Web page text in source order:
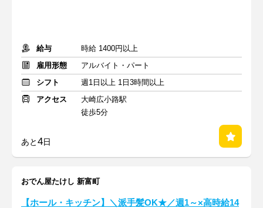
給与
時給 1400円以上
雇用形態
アルバイト・パート
シフト
週1日以上 1日3時間以上
アクセス
大崎広小路駅
徒歩5分
あと4日
おでん屋たけし 新富町
【ホール・キッチン】＼派手髪OK★／週1～×高時給14